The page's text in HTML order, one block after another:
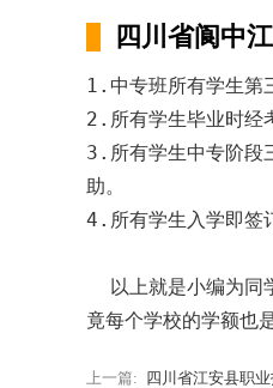
四川省阆中
1.中专班所有学生第
2.所有学生毕业时经
3.所有学生中专阶段
助。
4.所有学生入学即签
以上就是小编为同
竟每个学校的学额也
上一篇: 四川省江安县职